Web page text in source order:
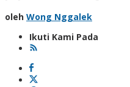
oleh Wong Nggalek
Ikuti Kami Pada